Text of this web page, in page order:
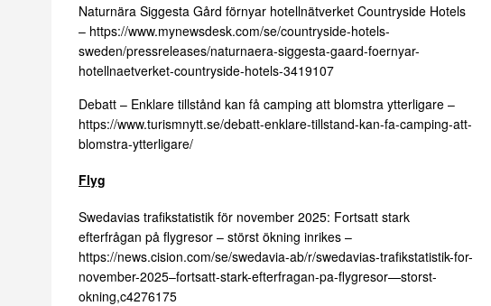
Naturnära Siggesta Gård förnyar hotellnätverket Countryside Hotels
– https://www.mynewsdesk.com/se/countryside-hotels-
sweden/pressreleases/naturnaera-siggesta-gaard-foernyar-
hotellnaetverket-countryside-hotels-3419107
Debatt – Enklare tillstånd kan få camping att blomstra ytterligare –
https://www.turismnytt.se/debatt-enklare-tillstand-kan-fa-camping-att-
blomstra-ytterligare/
Flyg
Swedavias trafikstatistik för november 2025: Fortsatt stark
efterfrågan på flygresor – störst ökning inrikes –
https://news.cision.com/se/swedavia-ab/r/swedavias-trafikstatistik-for-
november-2025–fortsatt-stark-efterfragan-pa-flygresor—storst-
okning,c4276175